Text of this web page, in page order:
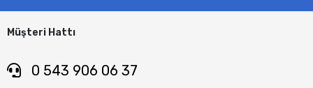
Müşteri Hattı
0 543 906 06 37